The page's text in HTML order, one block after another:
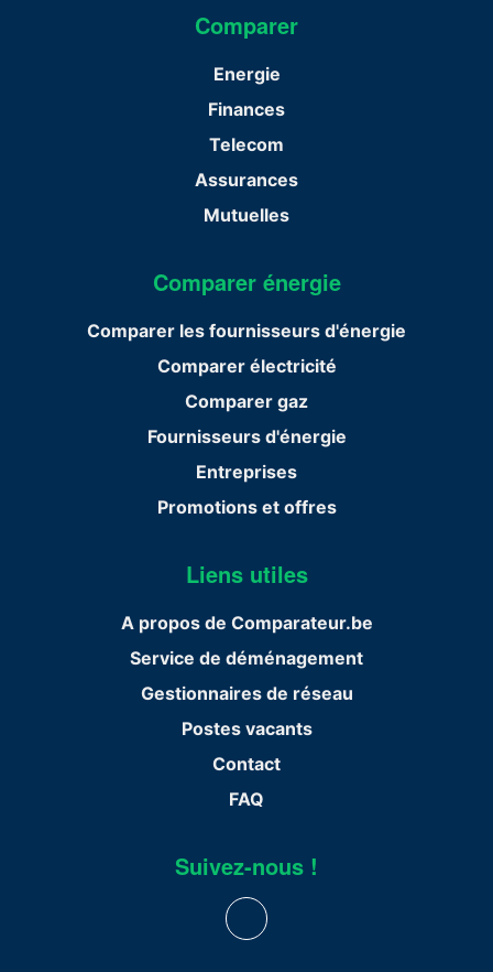
Comparer
Energie
Finances
Telecom
Assurances
Mutuelles
Comparer énergie
Comparer les fournisseurs d'énergie
Comparer électricité
Comparer gaz
Fournisseurs d'énergie
Entreprises
Promotions et offres
Liens utiles
A propos de Comparateur.be
Service de déménagement
Gestionnaires de réseau
Postes vacants
Contact
FAQ
Suivez-nous !